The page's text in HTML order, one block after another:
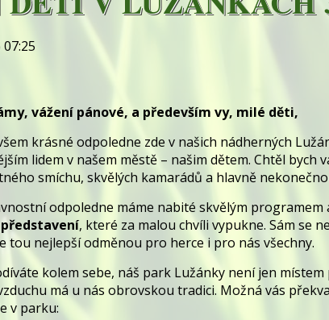
07:25
vážení pánové, a především vy, milé děti,
krásné odpoledne zde v našich nádherných
lidem v našem městě – našim dětem. Chtěl bych
smíchu, skvělých kamarádů a hlavně
odpoledne máme nabité skvělým
, které za malou chvíli vypukne. Sám se
tou nejlepší odměnou pro herce i pro nás všechny.
kolem sebe, náš park Lužánky není jen
má u nás obrovskou tradici. Možná vás
v parku: